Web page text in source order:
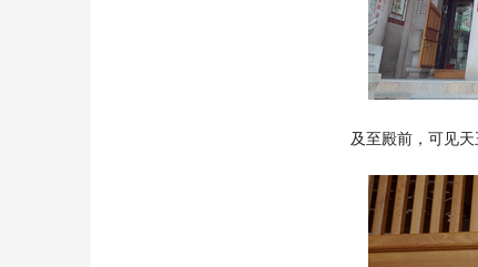
及至殿前，可见